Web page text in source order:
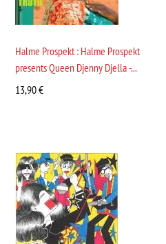
Halme Prospekt : Halme Prospekt
presents Queen Djenny Djella -...
13,90€